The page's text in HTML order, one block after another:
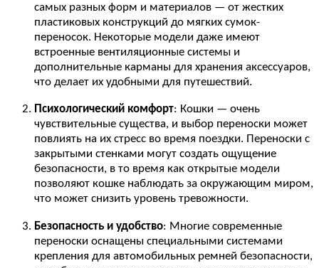
самых разных форм и материалов — от жестких
пластиковых конструкций до мягких сумок-
переносок. Некоторые модели даже имеют
встроенные вентиляционные системы и
дополнительные карманы для хранения аксессуаров,
что делает их удобными для путешествий.
Психологический комфорт: Кошки — очень
чувствительные существа, и выбор переноски может
повлиять на их стресс во время поездки. Переноски с
закрытыми стенками могут создать ощущение
безопасности, в то время как открытые модели
позволяют кошке наблюдать за окружающим миром,
что может снизить уровень тревожности.
Безопасность и удобство: Многие современные
переноски оснащены специальными системами
крепления для автомобильных ремней безопасности,